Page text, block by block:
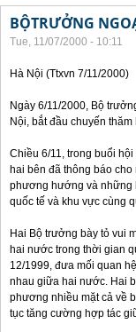
BỘTRƯỞNG
Tue, 11/07/2000 - 10:11
Hà Nội (Ttxvn 7/11/2000)
Ngày 6/11/2000, Bộ
Nội, bắt đầu chuyến
Chiều 6/11, trong buổi
hai bên đã thông báo
phương hướng và những
quốc tế và khu vực cùng
Hai Bộ trưởng bày tỏ vui
hai nước trong thời gian
12/1999, đưa mối quan
nhau giữa hai nước. Hai
phương nhiều mặt cả về
tục tăng cường hợp tác